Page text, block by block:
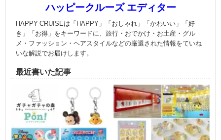
ハッピークルーズ エディター
HAPPY CRUISEは「HAPPY」「おしゃれ」「かわいい」「好
き」「お得」をキーワードに、旅行・おでかけ・お土産・グル
メ・ファッション・ヘアスタイルなどの厳選された情報をていね
いな解説でお届けします。
最近書いた記事